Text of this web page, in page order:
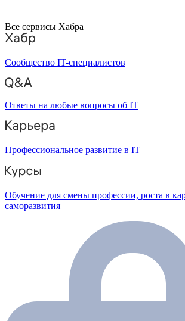
Все сервисы Хабра
Сообщество IT-специалистов
Ответы на любые вопросы об IT
Профессиональное развитие в IT
Обучение для смены профессии, роста в
саморазвития